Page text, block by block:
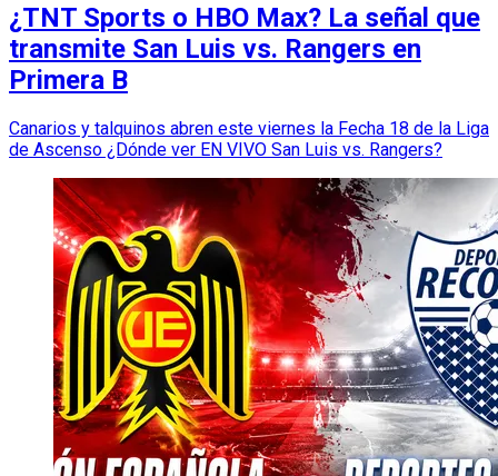
¿TNT Sports o HBO Max? La señal que
transmite San Luis vs. Rangers en
Primera B
Canarios y talquinos abren este viernes la Fecha 18 de la Liga
de Ascenso ¿Dónde ver EN VIVO San Luis vs. Rangers?